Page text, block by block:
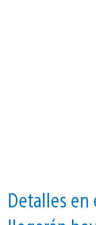
Detalles en